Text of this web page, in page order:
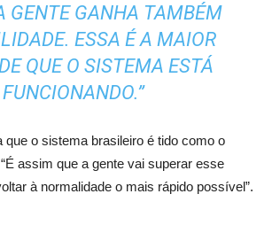
GENTE GANHA TAMBÉM
ESSA É A MAIOR
QUE O SISTEMA ESTÁ
FUNCIONANDO.”
que o sistema brasileiro é tido como o
assim que a gente vai superar esse
à normalidade o mais rápido possível”.